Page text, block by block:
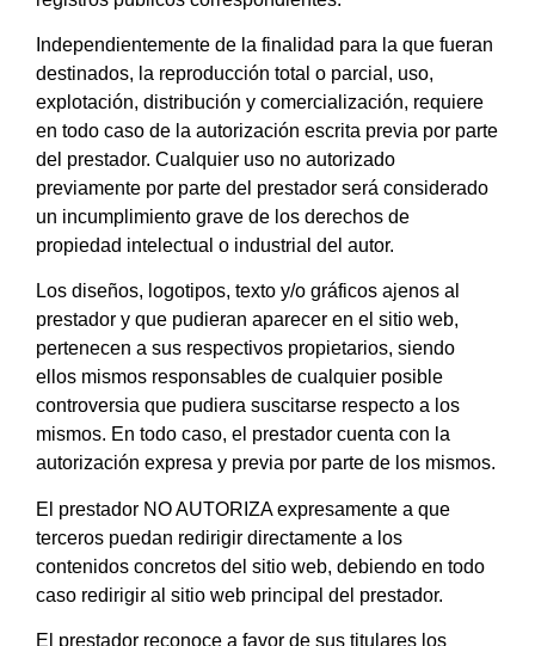
Independientemente de la finalidad para la que fueran
destinados, la reproducción total o parcial, uso,
explotación, distribución y comercialización, requiere
en todo caso de la autorización escrita previa por parte
del prestador. Cualquier uso no autorizado
previamente por parte del prestador será considerado
un incumplimiento grave de los derechos de
propiedad intelectual o industrial del autor.
Los diseños, logotipos, texto y/o gráficos ajenos al
prestador y que pudieran aparecer en el sitio web,
pertenecen a sus respectivos propietarios, siendo
ellos mismos responsables de cualquier posible
controversia que pudiera suscitarse respecto a los
mismos. En todo caso, el prestador cuenta con la
autorización expresa y previa por parte de los mismos.
El prestador NO AUTORIZA expresamente a que
terceros puedan redirigir directamente a los
contenidos concretos del sitio web, debiendo en todo
caso redirigir al sitio web principal del prestador.
El prestador reconoce a favor de sus titulares los